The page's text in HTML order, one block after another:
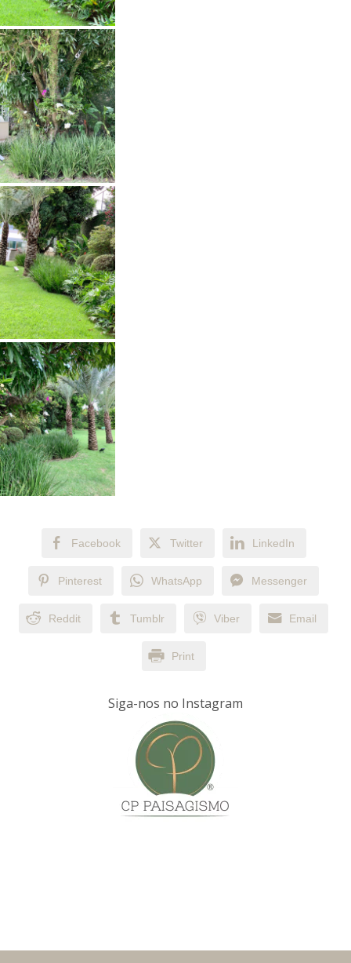
Facebook Twitter LinkedIn
Pinterest WhatsApp Messenger
Reddit Tumblr Viber Email
Print
Siga-nos no Instagram